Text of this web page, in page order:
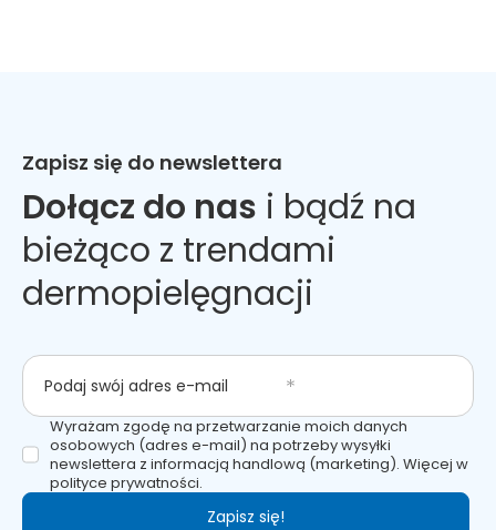
Zapisz się do newslettera
Dołącz do nas i bądź na
bieżąco z trendami
dermopielęgnacji
Podaj swój adres e-mail
Wyrażam zgodę na przetwarzanie moich danych
osobowych (adres e-mail) na potrzeby wysyłki
newslettera z informacją handlową (marketing). Więcej w
polityce prywatności.
Zapisz się!